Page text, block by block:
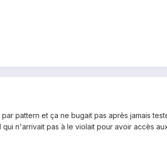
par pattern et ça ne bugait pas après jamais
qui n'arrivait pas à le violait pour avoir accès